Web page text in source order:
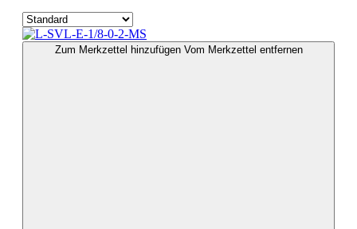
Zum Merkzettel hinzufügen Vom Merkzettel entfernen